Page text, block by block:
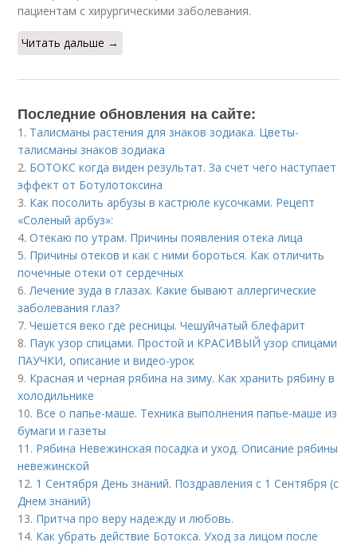
пациентам с хирургическими заболевания.
Читать дальше →
Последние обновления на сайте:
1. Талисманы растения для знаков зодиака. Цветы-
талисманы знаков зодиака
2. БОТОКС когда виден результат. За счет чего наступает
эффект от Ботулотоксина
3. Как посолить арбузы в кастрюле кусочками. Рецепт
«Соленый арбуз»:
4.Отекаю по утрам. Причины появления отека лица
5. Причины отеков и как с ними бороться. Как отличить
почечные отеки от сердечных
6.Лечение зуда в глазах. Какие бывают аллергические
заболевания глаз?
7.Чешется веко где ресницы. Чешуйчатый блефарит
8. Паук узор спицами. Простой и КРАСИВЫЙ узор спицами
ПАУЧКИ, описание и видео-урок
9. Красная и черная рябина на зиму. Как хранить рябину в
холодильнике
10. Все о папье-маше. Техника выполнения папье-маше из
бумаги и газеты
11. Рябина Невежинская посадка и уход. Описание рябины
невежинской
12. 1 Сентября День знаний. Поздравления с 1 Сентября (с
Днем знаний)
13. Притча про веру надежду и любовь.
14. Как убрать действие Ботокса. Уход за лицом после